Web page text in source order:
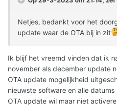
Netjes, bedankt voor het
update waar de OTA bij in zit
Ik blijf het vreemd vinden dat ik
november als december update
OTA update mogelijkheid
nieuwste software en alle
OTA update wil maar niet